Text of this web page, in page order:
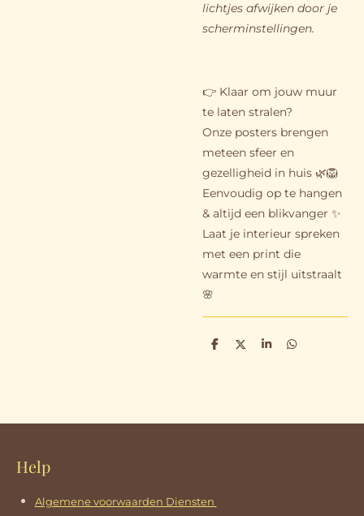
lichtjes afwijken door je
scherminstellingen.
👉 Klaar om jouw muur
te laten stralen?
Onze posters brengen
meteen sfeer en
gezelligheid in huis 🌿🦁
Eenvoudig op te hangen
& altijd een blikvanger ✨
Laat je interieur spreken
met een print die
warmte en stijl uitstraalt
🌸
D
D
S
D
Help
Algemene voorwaarden Diensten